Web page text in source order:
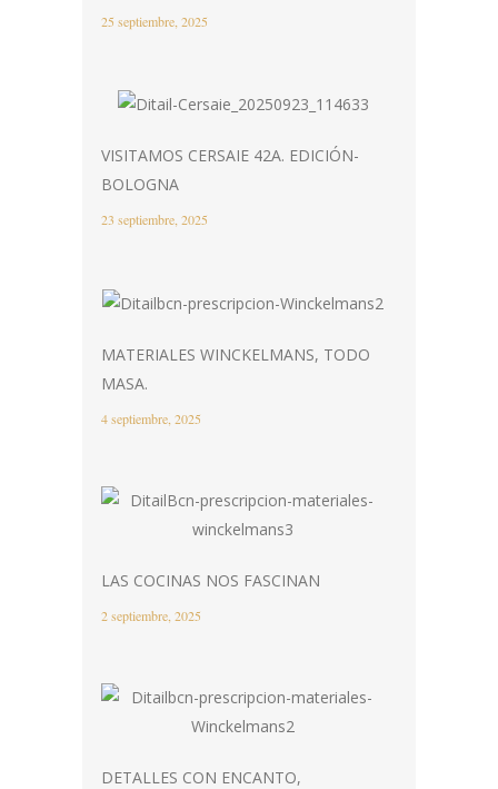
25 septiembre, 2025
VISITAMOS CERSAIE 42A. EDICIÓN-
BOLOGNA
23 septiembre, 2025
MATERIALES WINCKELMANS, TODO
MASA.
4 septiembre, 2025
LAS COCINAS NOS FASCINAN
2 septiembre, 2025
DETALLES CON ENCANTO,